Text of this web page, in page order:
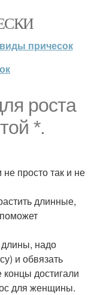
виды причесок
роста
*.
просто так и не
длинные,
надо
и обвязать
достигали
для женщины.